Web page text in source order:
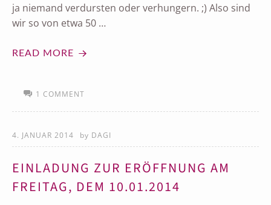
ja niemand verdursten oder verhungern. ;) Also sind
wir so von etwa 50 …
READ MORE
1 COMMENT
4. JANUAR 2014 by DAGI
EINLADUNG ZUR ERÖFFNUNG AM
FREITAG, DEM 10.01.2014